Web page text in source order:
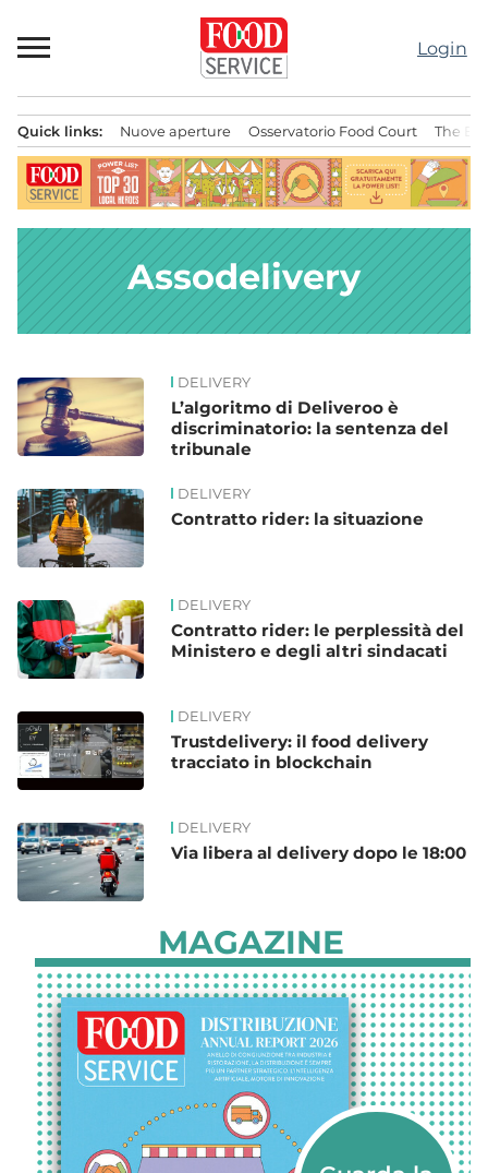
al
contenuto
Login
principale
Quick links: Nuove aperture Osservatorio Food Court The
Assodelivery
News DELIVERY
L’algoritmo di Deliveroo è
discriminatorio: la sentenza del
tribunale
DELIVERY
Contratto rider: la situazione
DELIVERY
Contratto rider: le perplessità del
Ministero e degli altri sindacati
DELIVERY
Trustdelivery: il food delivery
tracciato in blockchain
DELIVERY
Via libera al delivery dopo le 18:00
MAGAZINE